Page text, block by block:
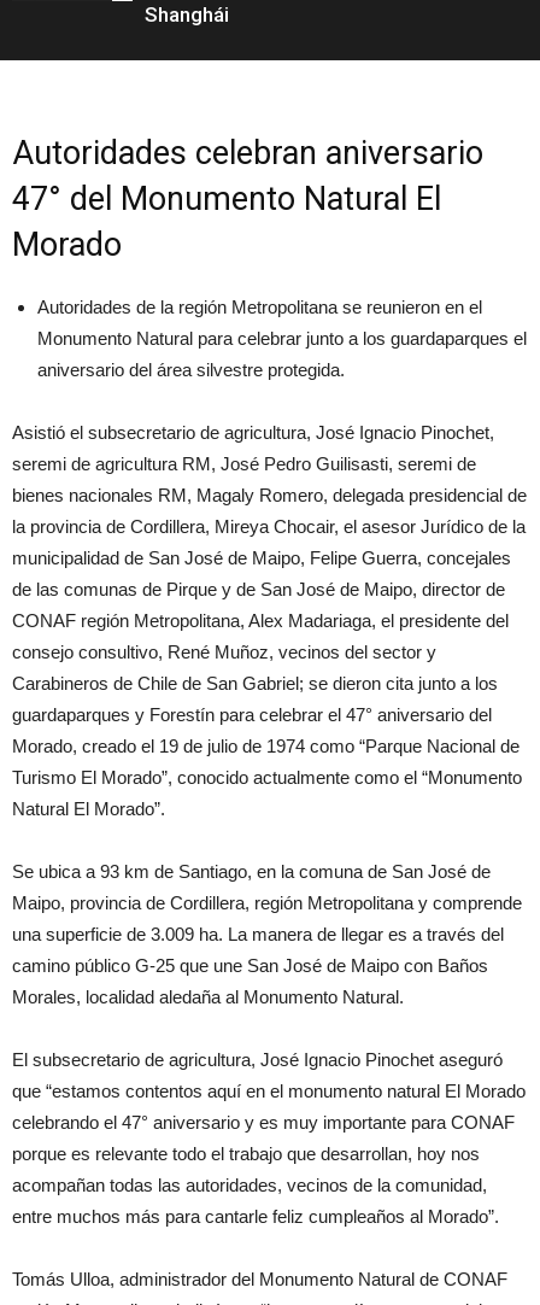
Shanghái
Autoridades celebran aniversario
47° del Monumento Natural El
Morado
Autoridades de la región Metropolitana se reunieron en el
Monumento Natural para celebrar junto a los guardaparques el
aniversario del área silvestre protegida.
Asistió el subsecretario de agricultura, José Ignacio Pinochet,
seremi de agricultura RM, José Pedro Guilisasti, seremi de
bienes nacionales RM, Magaly Romero, delegada presidencial de
la provincia de Cordillera, Mireya Chocair, el asesor Jurídico de la
municipalidad de San José de Maipo, Felipe Guerra, concejales
de las comunas de Pirque y de San José de Maipo, director de
CONAF región Metropolitana, Alex Madariaga, el presidente del
consejo consultivo, René Muñoz, vecinos del sector y
Carabineros de Chile de San Gabriel; se dieron cita junto a los
guardaparques y Forestín para celebrar el 47° aniversario del
Morado, creado el 19 de julio de 1974 como “Parque Nacional de
Turismo El Morado”, conocido actualmente como el “Monumento
Natural El Morado”.
Se ubica a 93 km de Santiago, en la comuna de San José de
Maipo, provincia de Cordillera, región Metropolitana y comprende
una superficie de 3.009 ha. La manera de llegar es a través del
camino público G-25 que une San José de Maipo con Baños
Morales, localidad aledaña al Monumento Natural.
El subsecretario de agricultura, José Ignacio Pinochet aseguró
que “estamos contentos aquí en el monumento natural El Morado
celebrando el 47° aniversario y es muy importante para CONAF
porque es relevante todo el trabajo que desarrollan, hoy nos
acompañan todas las autoridades, vecinos de la comunidad,
entre muchos más para cantarle feliz cumpleaños al Morado”.
Tomás Ulloa, administrador del Monumento Natural de CONAF